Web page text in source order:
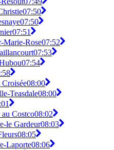
07:50
07:50
07:51
Marie-Rose07:52
07:53
07:54
Croisée08:00
Teasdale08:00
au Costco08:02
le Gardeur08:03
08:05
Laporte08:06